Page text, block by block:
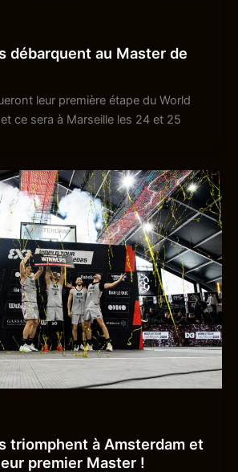
débarquent au Master de
leur première étape du World
ce sera à Marseille les 24 et 25
triomphent à Amsterdam et
premier Master !